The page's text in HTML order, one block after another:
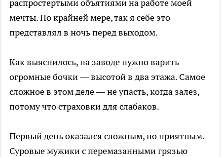
распростертыми объятиями на работе моей
мечты. По крайней мере, так я себе это
представлял в ночь перед выходом.
Как выяснилось, на заводе нужно варить
огромные бочки — высотой в два этажа. Самое
сложное в этом деле — не упасть, когда залез,
потому что страховки для слабаков.
Первый день оказался сложным, но приятным.
Суровые мужики с перемазанными грязью